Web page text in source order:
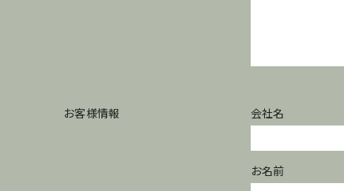
お客様情報 会社名
お名前